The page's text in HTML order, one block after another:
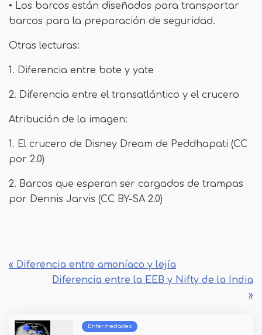
• Los barcos están diseñados para transportar
barcos para la preparación de seguridad.
Otras lecturas:
1. Diferencia entre bote y yate
2. Diferencia entre el transatlántico y el crucero
Atribución de la imagen:
1. El crucero de Disney Dream de Peddhapati (CC
por 2.0)
2. Barcos que esperan ser cargados de trampas
por Dennis Jarvis (CC BY-SA 2.0)
« Diferencia entre amoníaco y lejía
Diferencia entre la EEB y Nifty de la India
»
Enfermedades